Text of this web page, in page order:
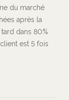
du marché
après la
dans 80%
est 5 fois